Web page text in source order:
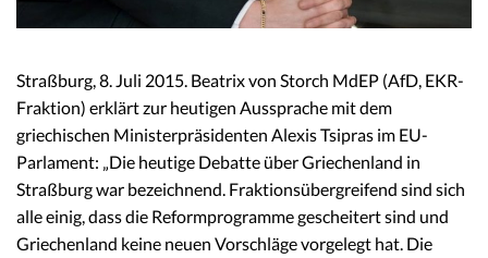
Straßburg, 8. Juli 2015. Beatrix von Storch MdEP (AfD, EKR-
Fraktion) erklärt zur heutigen Aussprache mit dem
griechischen Ministerpräsidenten Alexis Tsipras im EU-
Parlament: „Die heutige Debatte über Griechenland in
Straßburg war bezeichnend. Fraktionsübergreifend sind sich
alle einig, dass die Reformprogramme gescheitert sind und
Griechenland keine neuen Vorschläge vorgelegt hat. Die